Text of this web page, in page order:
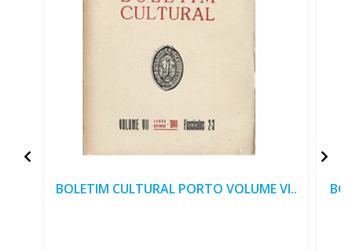
BOLETIM CULTURAL PORTO VOLUME VI..